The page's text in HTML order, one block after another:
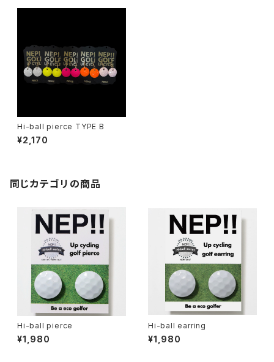
Hi-ball pierce TYPE B
¥2,170
同じカテゴリの商品
Hi-ball pierce
¥1,980
Hi-ball earring
¥1,980